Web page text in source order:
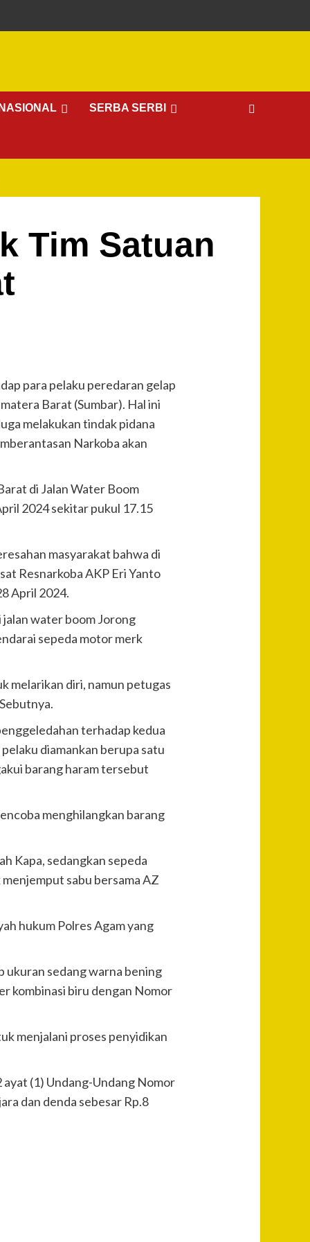
NASIONAL SERBA SERBI
Tim Satuan
para pelaku peredaran gelap
Barat (Sumbar). Hal ini
melakukan tindak pidana
Narkoba akan
di Jalan Water Boom
2024 sekitar pukul 17.15
masyarakat bahwa di
Resnarkoba AKP Eri Yanto
April 2024.
water boom Jorong
sepeda motor merk
melarikan diri, namun petugas
terhadap kedua
diamankan berupa satu
barang haram tersebut
menghilangkan barang
Kapa, sedangkan sepeda
sabu bersama AZ
hukum Polres Agam yang
ukuran sedang warna bening
kombinasi biru dengan Nomor
menjalani proses penyidikan
ayat (1) Undang-Undang Nomor
dan denda sebesar Rp.8